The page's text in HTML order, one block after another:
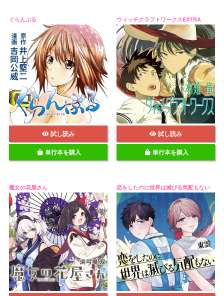
ぐらんぶる
試し読み
単行本を購入
ウィッチクラフトワークスEXTRA
試し読み
単行本を購入
魔女の花屋さん 恋をしたのに世界は滅びる気配もない